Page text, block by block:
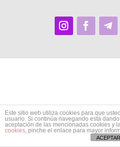
Este sitio web utiliza cookies para que
usuario. Si continúa navegando está
aceptación de las mencionadas cookies y
cookies, pinche el enlace para mayor
ACEPTAR